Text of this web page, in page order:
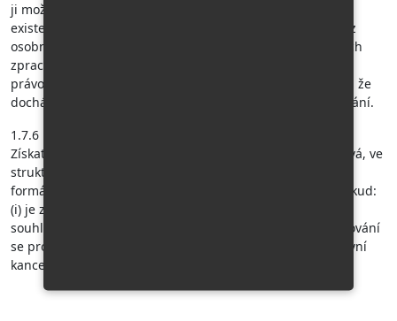
ji možné určit, kritéria použitá ke stanovení této doby, (v)
existence práva požadovat od správce opravu nebo výmaz
osobních údajů týkajících se zákazníka nebo omezení jejich
zpracování a vznést námitku proti tomuto zpracování, (vi)
právo podat stížnost u dozorového úřadu, (vii) skutečnost, že
dochází k automatizovanému rozhodování včetně profilování.
1.7.6
Získat své osobní údaje, které cestovní kancelář zpracovává, ve
strukturovaném, běžně používaném a strojově čitelném
formátu, a tyto předat jinému správci osobních údajů, pokud:
(i) je zpracování osobních údajů zákazníka založeno na
souhlasu se zpracováním osobních údajů, nebo (ii) zpracování
se provádí automatizovaně. Pokud je možné, předá cestovní
kancelář osobní údaje zákazníka jinému správci.